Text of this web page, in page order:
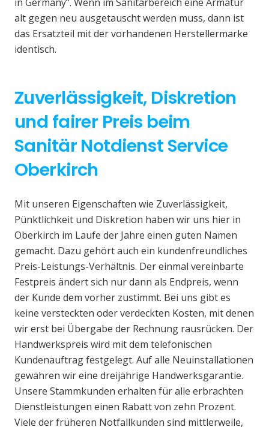
alt gegen neu ausgetauscht werden muss, dann ist
das Ersatzteil mit der vorhandenen Herstellermarke
identisch.
Zuverlässigkeit, Diskretion
und fairer Preis beim
Sanitär Notdienst Service
Oberkirch
Mit unseren Eigenschaften wie Zuverlässigkeit,
Pünktlichkeit und Diskretion haben wir uns hier in
Oberkirch im Laufe der Jahre einen guten Namen
gemacht. Dazu gehört auch ein kundenfreundliches
Preis-Leistungs-Verhältnis. Der einmal vereinbarte
Festpreis ändert sich nur dann als Endpreis, wenn
der Kunde dem vorher zustimmt. Bei uns gibt es
keine versteckten oder verdeckten Kosten, mit denen
wir erst bei Übergabe der Rechnung rausrücken. Der
Handwerkspreis wird mit dem telefonischen
Kundenauftrag festgelegt. Auf alle Neuinstallationen
gewähren wir eine dreijährige Handwerksgarantie.
Unsere Stammkunden erhalten für alle erbrachten
Dienstleistungen einen Rabatt von zehn Prozent.
Viele der früheren Notfallkunden sind mittlerweile,